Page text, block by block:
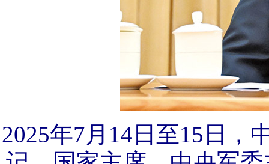
2025年7月14日至15日，